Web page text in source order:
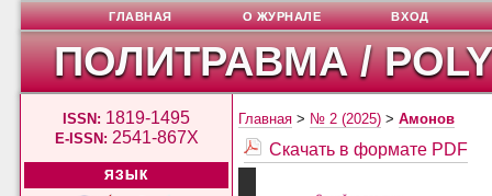
ПОЛИТРАВМА /
ISSN: 1819-1495
E-ISSN: 2541-867X
ЯЗЫК
ГЛАВНАЯ О ЖУРНАЛЕ ВХОД
Главная > № 2 (2025) >Амонов
Скачать в формате PDF